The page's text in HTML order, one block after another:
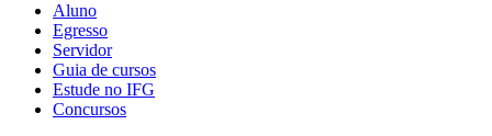
Aluno
Egresso
Servidor
Guia de cursos
Estude no IFG
Concursos